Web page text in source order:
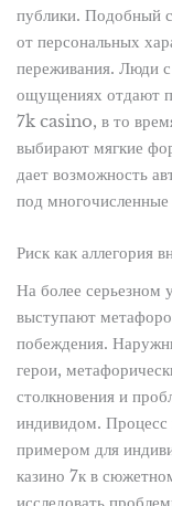
публики. Подобный
от персональных
переживания. Люди
ощущениях отдают
7k casino, в то
выбирают мягкие
дает возможность
под многочисленные
Риск как аллегория
На более серьезном
выступают
побеждения.
герои,
столкновения и
индивидом. Процесс
примером для
казино 7к в